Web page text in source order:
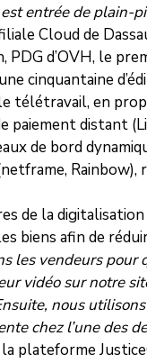
est entrée de plain-
Cloud de
PDG d’OVH, le
cinquantaine
télétravail, en
paiement distant
de bord
Rainbow),
de la
biens afin de
les vendeurs
vidéo sur notre
nous
chez l’une des
plateforme